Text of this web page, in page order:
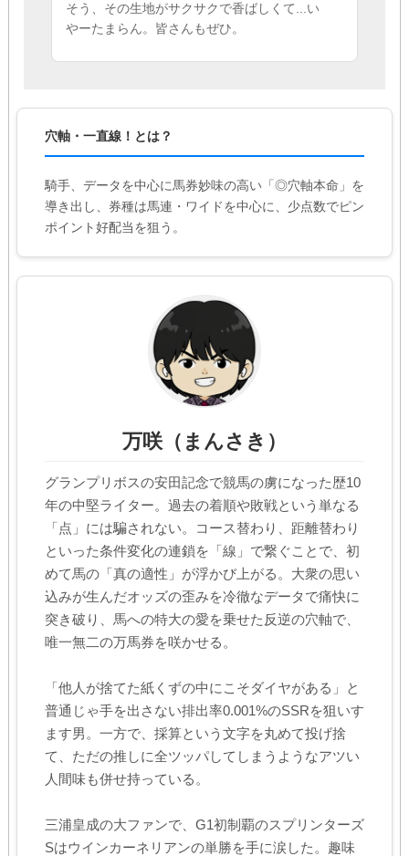
そう、その生地がサクサクで香ばしくて...い
やーたまらん。皆さんもぜひ。
穴軸・一直線！とは？
騎手、データを中心に馬券妙味の高い「◎穴軸本命」を
導き出し、券種は馬連・ワイドを中心に、少点数でピン
ポイント好配当を狙う。
万咲（まんさき）
グランプリボスの安田記念で競馬の虜になった歴10
年の中堅ライター。過去の着順や敗戦という単なる
「点」には騙されない。コース替わり、距離替わり
といった条件変化の連鎖を「線」で繋ぐことで、初
めて馬の「真の適性」が浮かび上がる。大衆の思い
込みが生んだオッズの歪みを冷徹なデータで痛快に
突き破り、馬への特大の愛を乗せた反逆の穴軸で、
唯一無二の万馬券を咲かせる。
「他人が捨てた紙くずの中にこそダイヤがある」と
普通じゃ手を出さない排出率0.001%のSSRを狙いす
ます男。一方で、採算という文字を丸めて投げ捨
て、ただの推しに全ツッパしてしまうようなアツい
人間味も併せ持っている。
三浦皇成の大ファンで、G1初制覇のスプリンターズ
Sはウインカーネリアンの単勝を手に涙した。趣味